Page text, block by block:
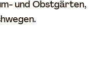
und Obstgärten,